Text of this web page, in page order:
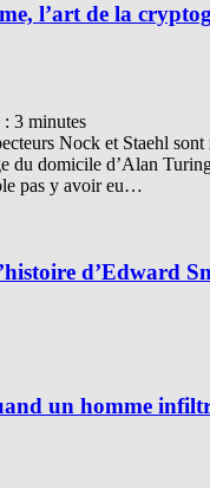
l’art de la
: 3 minutes
Nock et Staehl sont
du domicile d’Alan
pas y avoir eu…
d’Edward
un homme